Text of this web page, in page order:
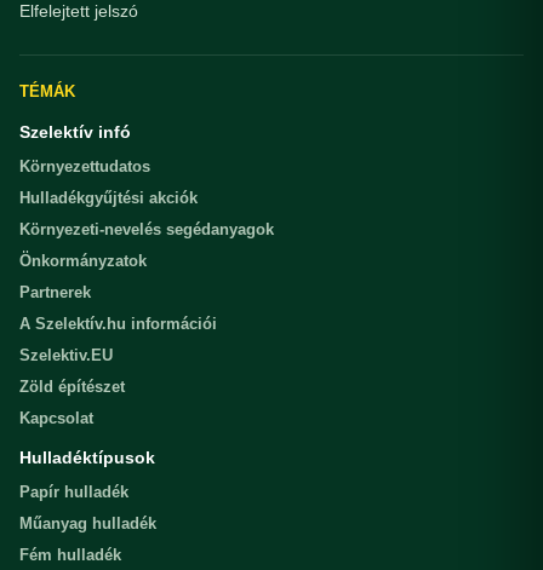
Elfelejtett jelszó
TÉMÁK
Szelektív infó
Környezettudatos
Hulladékgyűjtési akciók
Környezeti-nevelés segédanyagok
Önkormányzatok
Partnerek
A Szelektív.hu információi
Szelektiv.EU
Zöld építészet
Kapcsolat
Hulladéktípusok
Papír hulladék
Műanyag hulladék
Fém hulladék